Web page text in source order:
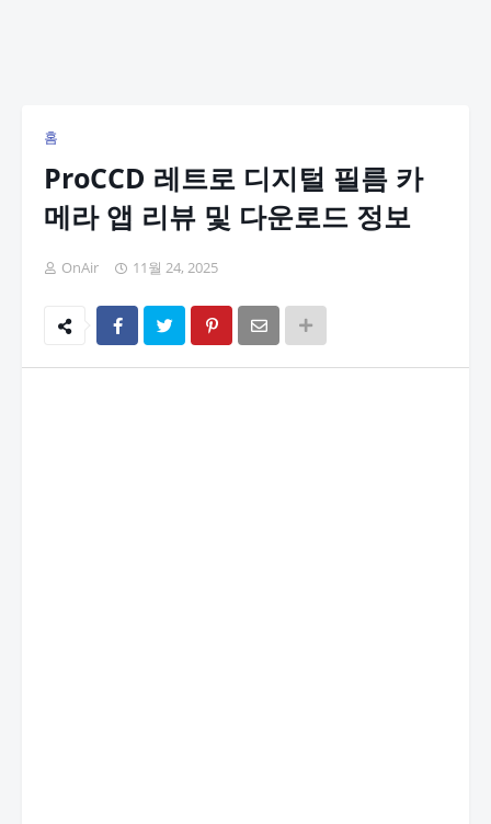
홈
ProCCD 레트로 디지털 필름 카
메라 앱 리뷰 및 다운로드 정보
OnAir 11월 24, 2025